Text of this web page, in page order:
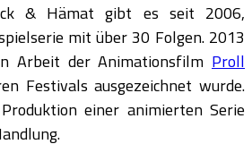
& Hämat gibt es seit 2006,
mit über 30 Folgen. 2013
Arbeit der Animationsfilm Proll
Festivals ausgezeichnet wurde.
einer animierten Serie